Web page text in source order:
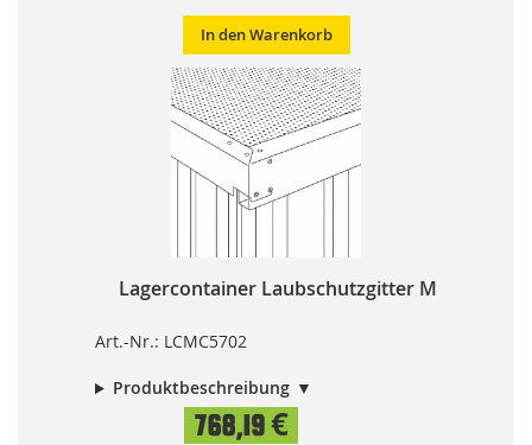
In den Warenkorb
Lagercontainer Laubschutzgitter M
Art.-Nr.: LCMC5702
Produktbeschreibung
768,19 €